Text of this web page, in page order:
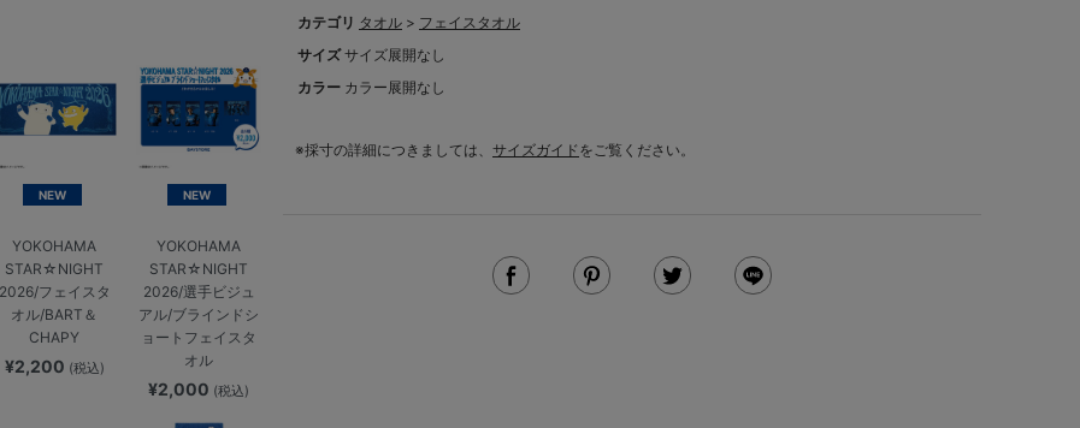
NEW
YOKOHAMA
STAR☆NIGHT
2026/フェイスタ
オル/BART＆
CHAPY
¥2,200 (税込)
NEW
YOKOHAMA
STAR☆NIGHT
2026/選手ビジュ
アル/ブラインドシ
ョートフェイスタ
オル
¥2,000 (税込)
カテゴリ タオル > フェイスタオル
サイズ サイズ展開なし
カラー カラー展開なし
※採寸の詳細につきましては、 サイズガイドをご覧ください。